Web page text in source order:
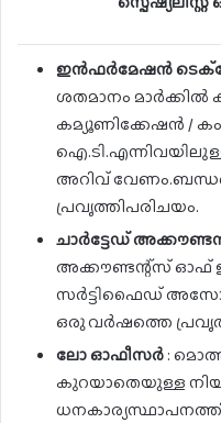
ഇൻഫർമേഷൻ
ശതമാനം മാർക്കിൽ
കമ്യൂണിക്കേഷൻ /
അറിവ്
പ്രവൃത്തിപരിചയം.
ചാർട്ടേഡ്
അക്കൗണ്ടന്റ്സ് ഓഫ്
സർട്ടിഫൈഡ്
ഒരു വർഷത്തെ
ലോ ഓഫീസർ:
കുറയാതെയുള്ള